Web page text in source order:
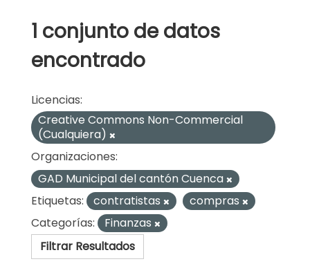
1 conjunto de datos
encontrado
Licencias:
Creative Commons Non-Commercial
(Cualquiera)
Organizaciones:
GAD Municipal del cantón Cuenca
Etiquetas:
contratistas
compras
Categorías:
Finanzas
Filtrar Resultados